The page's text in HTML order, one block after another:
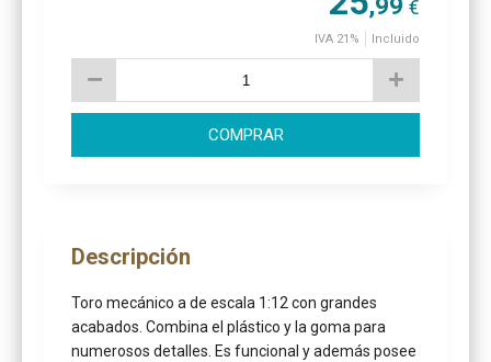
,99 €
IVA 21% Incluido
COMPRAR
Descripción
Toro mecánico a de escala 1:12 con grandes
acabados. Combina el plástico y la goma para
numerosos detalles. Es funcional y además posee